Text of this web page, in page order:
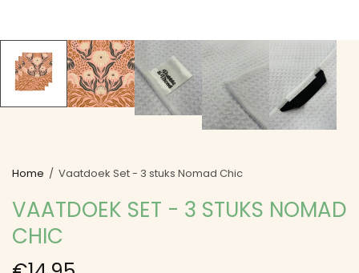
Home / Vaatdoek Set - 3 stuks Nomad Chic
VAATDOEK SET - 3 STUKS NOMAD
CHIC